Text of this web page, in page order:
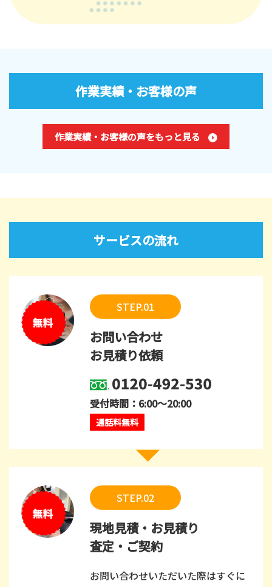
作業実績・お客様の声
作業実績・お客様の声をもっと見る
サービスの流れ
STEP.01
お問い合わせ
お見積り依頼
受付時間：6:00～20:00
通話料無料
STEP.02
現地見積・お見積り
査定・ご契約
お問い合わせいただいた際はすぐに